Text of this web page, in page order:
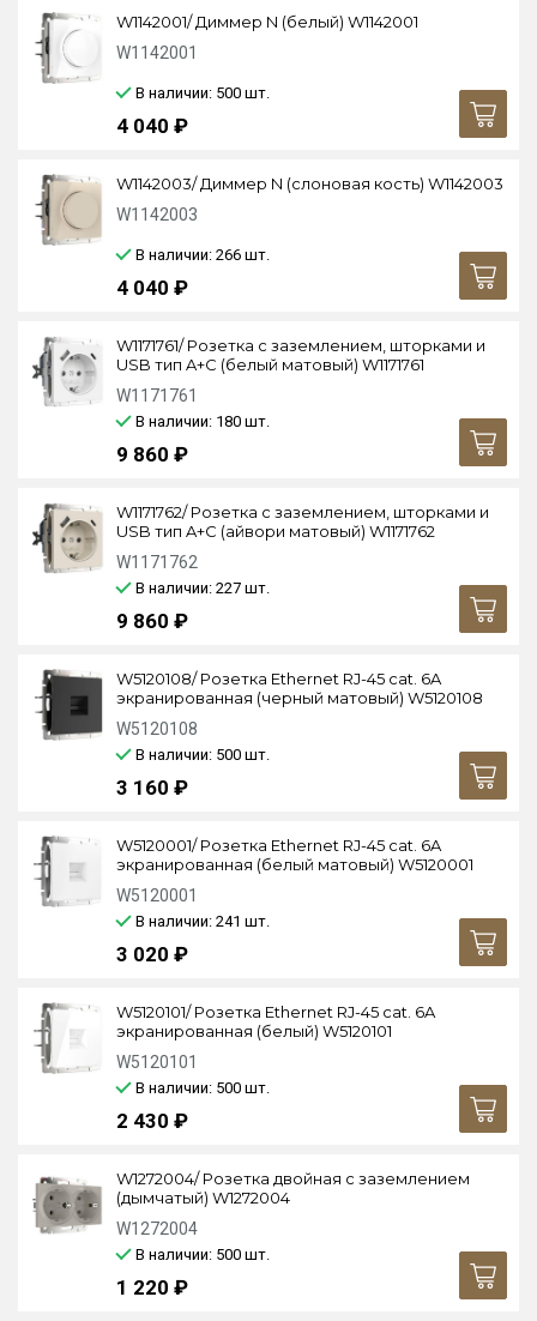
W1142001/ Диммер N (белый) W1142001
W1142001
В наличии: 500 шт.
4 040 ₽
W1142003/ Диммер N (слоновая кость) W1142003
W1142003
В наличии: 266 шт.
4 040 ₽
W1171761/ Розетка с заземлением, шторками и
USB тип A+C (белый матовый) W1171761
W1171761
В наличии: 180 шт.
9 860 ₽
W1171762/ Розетка с заземлением, шторками и
USB тип A+C (айвори матовый) W1171762
W1171762
В наличии: 227 шт.
9 860 ₽
W5120108/ Розетка Ethernet RJ-45 cat. 6A
экранированная (черный матовый) W5120108
W5120108
В наличии: 500 шт.
3 160 ₽
W5120001/ Розетка Ethernet RJ-45 cat. 6A
экранированная (белый матовый) W5120001
W5120001
В наличии: 241 шт.
3 020 ₽
W5120101/ Розетка Ethernet RJ-45 cat. 6A
экранированная (белый) W5120101
W5120101
В наличии: 500 шт.
2 430 ₽
W1272004/ Розетка двойная с заземлением
(дымчатый) W1272004
W1272004
В наличии: 500 шт.
1 220 ₽